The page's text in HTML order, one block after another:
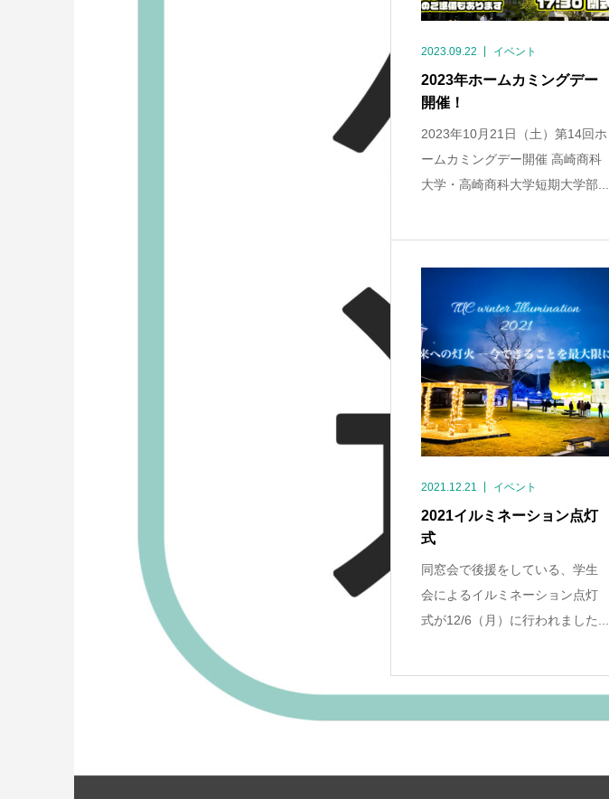
2023.09.22 イベント
2023年ホームカミングデー
開催！
2023年10月21日（土）第14回ホ
ームカミングデー開催 高崎商科
大学・高崎商科大学短期大学部...
2021.12.21 イベント
2021イルミネーション点灯
式
同窓会で後援をしている、学生
会によるイルミネーション点灯
式が12/6（月）に行われました...